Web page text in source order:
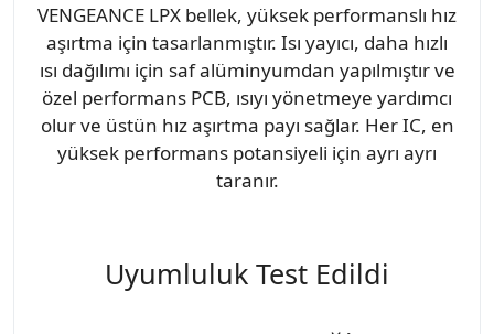
VENGEANCE LPX bellek, yüksek performanslı hız
aşırtma için tasarlanmıştır. Isı yayıcı, daha hızlı
ısı dağılımı için saf alüminyumdan yapılmıştır ve
özel performans PCB, ısıyı yönetmeye yardımcı
olur ve üstün hız aşırtma payı sağlar. Her IC, en
yüksek performans potansiyeli için ayrı ayrı
taranır.
Uyumluluk Test Edildi